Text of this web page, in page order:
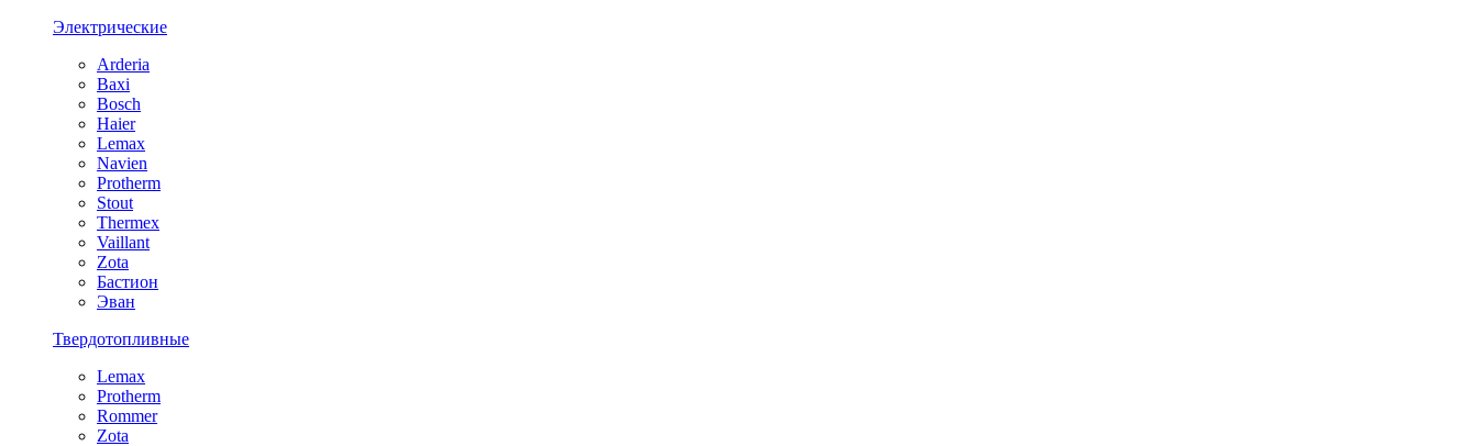
Электрические
Arderia
Baxi
Bosch
Haier
Lemax
Navien
Protherm
Stout
Thermex
Vaillant
Zota
Бастион
Эван
Твердотопливные
Lemax
Protherm
Rommer
Zota